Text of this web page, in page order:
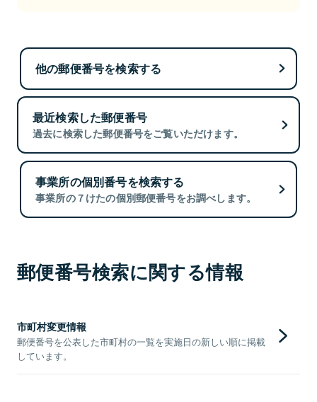
他の郵便番号を検索する
最近検索した郵便番号
過去に検索した郵便番号をご覧いただけます。
事業所の個別番号を検索する
事業所の７けたの個別郵便番号をお調べします。
郵便番号検索に関する情報
市町村変更情報
郵便番号を公表した市町村の一覧を実施日の新しい順に掲載
しています。